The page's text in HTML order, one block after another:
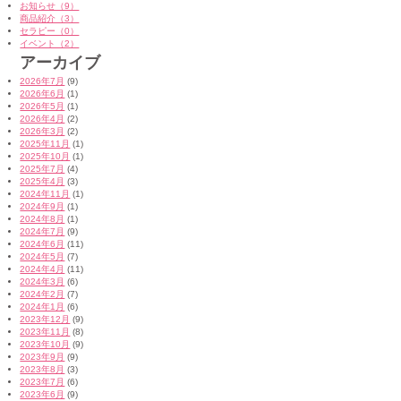
お知らせ（9）
商品紹介（3）
セラピー（0）
イベント（2）
アーカイブ
2026年7月 (9)
2026年6月 (1)
2026年5月 (1)
2026年4月 (2)
2026年3月 (2)
2025年11月 (1)
2025年10月 (1)
2025年7月 (4)
2025年4月 (3)
2024年11月 (1)
2024年9月 (1)
2024年8月 (1)
2024年7月 (9)
2024年6月 (11)
2024年5月 (7)
2024年4月 (11)
2024年3月 (6)
2024年2月 (7)
2024年1月 (6)
2023年12月 (9)
2023年11月 (8)
2023年10月 (9)
2023年9月 (9)
2023年8月 (3)
2023年7月 (6)
2023年6月 (9)